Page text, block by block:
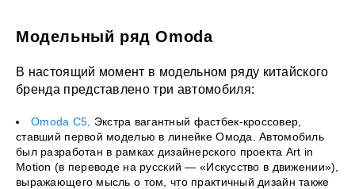
Модельный ряд Omoda
В настоящий момент в модельном ряду китайского
бренда представлено три автомобиля:
Omoda C5 . Экстра вагантный фастбек-кроссовер,
ставший первой моделью в линейке Омода. Автомобиль
был разработан в рамках дизайнерского проекта Art in
Motion (в переводе на русский — «Искусство в движении»),
выражающего мысль о том, что практичный дизайн также